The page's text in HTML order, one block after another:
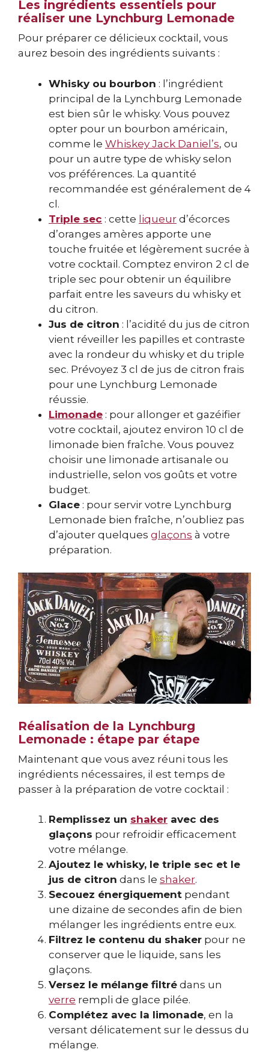
Les ingrédients essentiels pour
réaliser une Lynchburg Lemonade
Pour préparer ce délicieux cocktail, vous
aurez besoin des ingrédients suivants :
Whisky ou bourbon : l’ingrédient
principal de la Lynchburg Lemonade
est bien sûr le whisky. Vous pouvez
opter pour un bourbon américain,
comme le Whiskey Jack Daniel’s, ou
pour un autre type de whisky selon
vos préférences. La quantité
recommandée est généralement de 4
cl.
Triple sec : cette liqueur d’écorces
d’oranges amères apporte une
touche fruitée et légèrement sucrée à
votre cocktail. Comptez environ 2 cl de
triple sec pour obtenir un équilibre
parfait entre les saveurs du whisky et
du citron.
Jus de citron : l’acidité du jus de citron
vient réveiller les papilles et contraste
avec la rondeur du whisky et du triple
sec. Prévoyez 3 cl de jus de citron frais
pour une Lynchburg Lemonade
réussie.
Limonade : pour allonger et gazéifier
votre cocktail, ajoutez environ 10 cl de
limonade bien fraîche. Vous pouvez
choisir une limonade artisanale ou
industrielle, selon vos goûts et votre
budget.
Glace : pour servir votre Lynchburg
Lemonade bien fraîche, n’oubliez pas
d’ajouter quelques glaçons à votre
préparation.
Réalisation de la Lynchburg
Lemonade : étape par étape
Maintenant que vous avez réuni tous les
ingrédients nécessaires, il est temps de
passer à la préparation de votre cocktail :
Remplissez un shaker avec des
glaçons pour refroidir efficacement
votre mélange.
Ajoutez le whisky, le triple sec et le
jus de citron dans le shaker.
Secouez énergiquement pendant
une dizaine de secondes afin de bien
mélanger les ingrédients entre eux.
Filtrez le contenu du shaker pour ne
conserver que le liquide, sans les
glaçons.
Versez le mélange filtré dans un
verre rempli de glace pilée.
Complétez avec la limonade, en la
versant délicatement sur le dessus du
mélange.